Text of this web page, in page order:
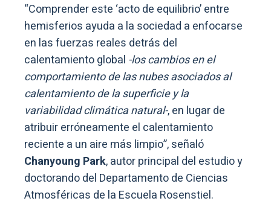
“Comprender este ‘acto de equilibrio’ entre
hemisferios ayuda a la sociedad a enfocarse
en las fuerzas reales detrás del
calentamiento global -los cambios en el
comportamiento de las nubes asociados al
calentamiento de la superficie y la
variabilidad climática natural-, en lugar de
atribuir erróneamente el calentamiento
reciente a un aire más limpio”, señaló
Chanyoung Park, autor principal del estudio y
doctorando del Departamento de Ciencias
Atmosféricas de la Escuela Rosenstiel.